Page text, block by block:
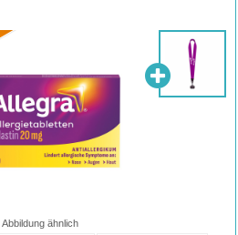
Abbildung ähnlich